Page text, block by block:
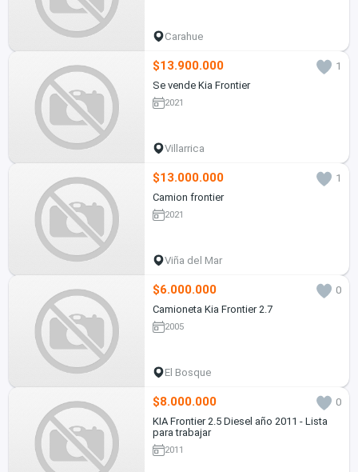
Carahue
$13.900.000
1
Se vende Kia Frontier
2021
Villarrica
$13.000.000
1
Camion frontier
2021
Viña del Mar
$6.000.000
0
Camioneta Kia Frontier 2.7
2005
El Bosque
$8.000.000
0
KIA Frontier 2.5 Diesel año 2011 - Lista
para trabajar
2011